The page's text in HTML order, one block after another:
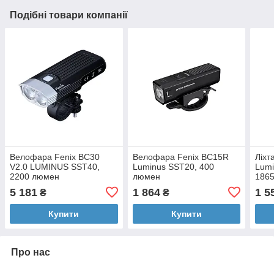
Подібні товари компанії
Велофара Fenix BC30
V2.0 LUMINUS SST40,
2200 люмен
5 181 ₴
Купити
Велофара Fenix BC15R
Luminus SST20, 400
люмен
1 864₴
Купити
1
Про нас